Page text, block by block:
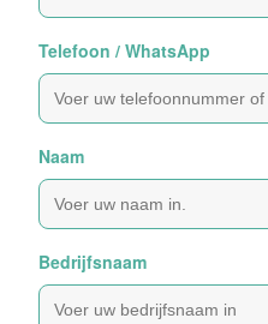
Telefoon / WhatsApp
Naam
Bedrijfsnaam